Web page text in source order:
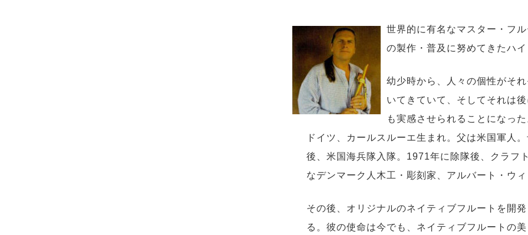
世界的に有名なマスター・フ
の製作・普及に努めてきたハ
幼少時から、人々の個性がそ
いてきていて、そしてそれは
も実感させられることになっ
ドイツ、カールスルーエ生まれ。父は米国軍人
後、米国海兵隊入隊。1971年に除隊後、クラフ
なデンマーク人木工・彫刻家、アルバート・ウ
その後、オリジナルのネイティブフルートを開
る。彼の使命は今でも、ネイティブフルートの